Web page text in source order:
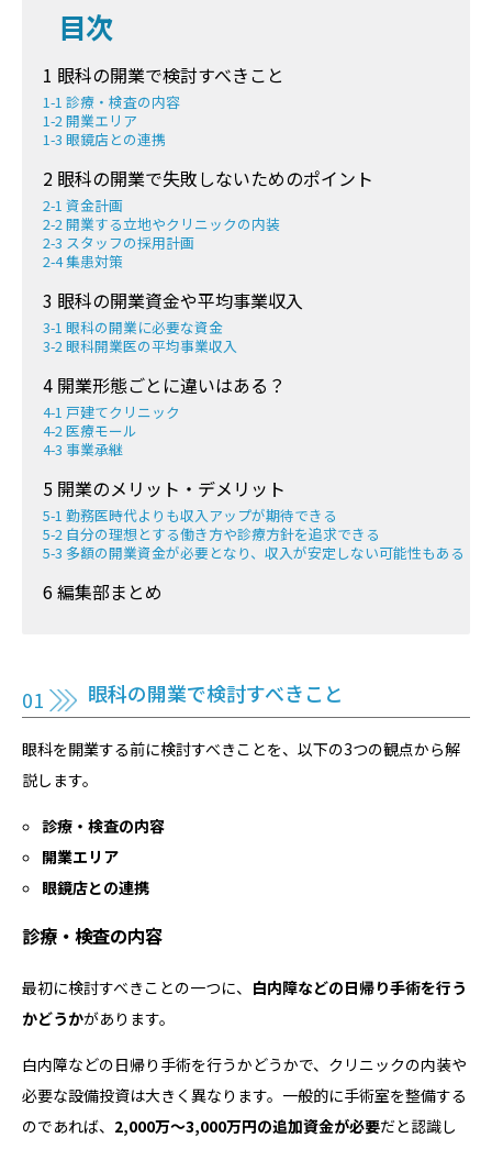
目次
1 眼科の開業で検討すべきこと
1-1 診療・検査の内容
1-2 開業エリア
1-3 眼鏡店との連携
2 眼科の開業で失敗しないためのポイント
2-1 資金計画
2-2 開業する立地やクリニックの内装
2-3 スタッフの採用計画
2-4 集患対策
3 眼科の開業資金や平均事業収入
3-1 眼科の開業に必要な資金
3-2 眼科開業医の平均事業収入
4 開業形態ごとに違いはある？
4-1 戸建てクリニック
4-2 医療モール
4-3 事業承継
5 開業のメリット・デメリット
5-1 勤務医時代よりも収入アップが期待できる
5-2 自分の理想とする働き方や診療方針を追求できる
5-3 多額の開業資金が必要となり、収入が安定しない可能性もある
6 編集部まとめ
眼科の開業で検討すべきこと
眼科を開業する前に検討すべきことを、以下の3つの観点から解
説します。
診療・検査の内容
開業エリア
眼鏡店との連携
診療・検査の内容
最初に検討すべきことの一つに、 白内障などの日帰り手術を行う
かどうかがあります。
白内障などの日帰り手術を行うかどうかで、クリニックの内装や
必要な設備投資は大きく異なります。一般的に手術室を整備する
のであれば、 2,000万〜3,000万円の追加資金が必要だと認識し